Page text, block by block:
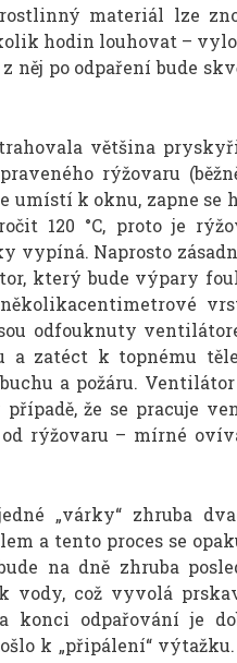
materiál lze
hodin louhovat –
něj po odpaření bude
většina
rýžovaru
umístí k oknu, zapne se
120 °C, proto je
vypíná. Naprosto
který bude výpary
odfouknuty
a zatéct k topnému
a požáru.
že se pracuje
rýžovaru – mírné
„várky“ zhruba
a tento proces se
na dně zhruba
vody, což vyvolá
konci odpařování je
k „připálení“ výtažku.